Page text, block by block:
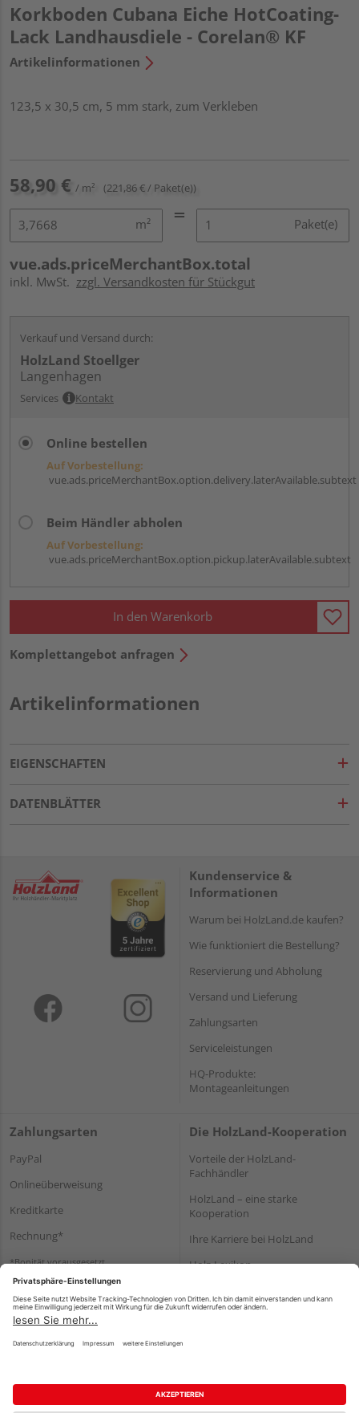
Korkboden Cubana Eiche HotCoating-
Lack Landhausdiele - Corelan® KF
Artikelinformationen
123,5 x 30,5 cm, 5 mm stark, zum Verkleben
58,90 € / m² (221,86 € / Paket(e))
m² Paket(e)
vue.ads.priceMerchantBox.total
inkl. MwSt. zzgl. Versandkosten für Stückgut
Verkauf und Versand durch:
HolzLand Stoellger
Langenhagen
Services Kontakt
Online bestellen
Auf Vorbestellung:
vue.ads.priceMerchantBox.option.delivery.laterAvailable.subtext
Beim Händler abholen
Auf Vorbestellung:
vue.ads.priceMerchantBox.option.pickup.laterAvailable.subtext
In den Warenkorb
Komplettangebot anfragen
Artikelinformationen
EIGENSCHAFTEN
DATENBLÄTTER
Kundenservice &
Informationen
Warum bei HolzLand.de kaufen?
Wie funktioniert die Bestellung?
Reservierung und Abholung
Versand und Lieferung
Zahlungsarten
Serviceleistungen
HQ-Produkte:
Montageanleitungen
Zahlungsarten
PayPal
Onlineüberweisung
Kreditkarte
Rechnung*
*Bonität vorausgesetzt
Die HolzLand-Kooperation
Vorteile der HolzLand-
Fachhändler
HolzLand – eine starke
Kooperation
Ihre Karriere bei HolzLand
Holz-Lexikon
Impressum Datenschutz
Nutzungsbedingungen
Barrierefreiheitserklärung
Vertrag widerrufen